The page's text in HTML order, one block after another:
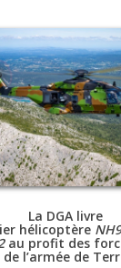
La DGA livre
hélicoptère
au profit des
de l’armée de